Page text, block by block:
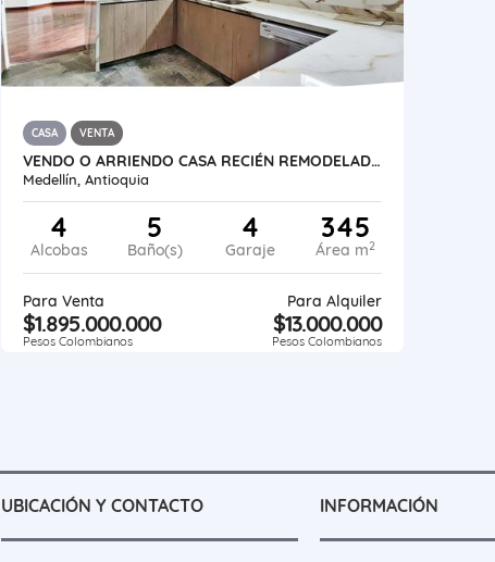
CASA VENTA
VENDO O ARRIENDO CASA RECIÉN REMODELADA CERCA AL TESORO
Medellín, Antioquia
4
Alcobas
5
Baño(s)
4
Garaje
345
Área m2
Para Venta
$1.895.000.000
Pesos Colombianos
Para Alquiler
$13.000.000
Pesos Colombianos
UBICACIÓN Y CONTACTO INFORMACIÓN